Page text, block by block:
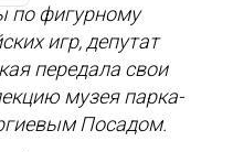
по фигурному
игр, депутат
передала свои
музея парка-
Посадом.